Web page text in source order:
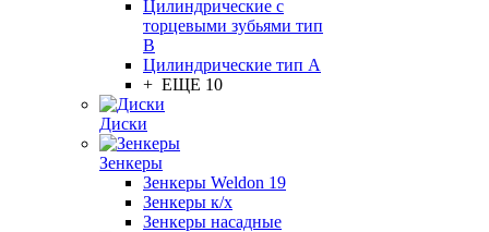
Цилиндрические с
торцевыми зубьями тип
B
Цилиндрические тип А
+ ЕЩЕ 10
Диски
Зенкеры
Зенкеры Weldon 19
Зенкеры к/х
Зенкеры насадные